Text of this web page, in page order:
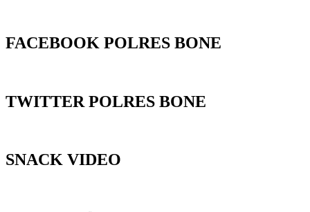
FACEBOOK POLRES BONE
TWITTER POLRES BONE
SNACK VIDEO